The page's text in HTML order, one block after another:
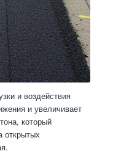
и воздействия
и увеличивает
который
открытых